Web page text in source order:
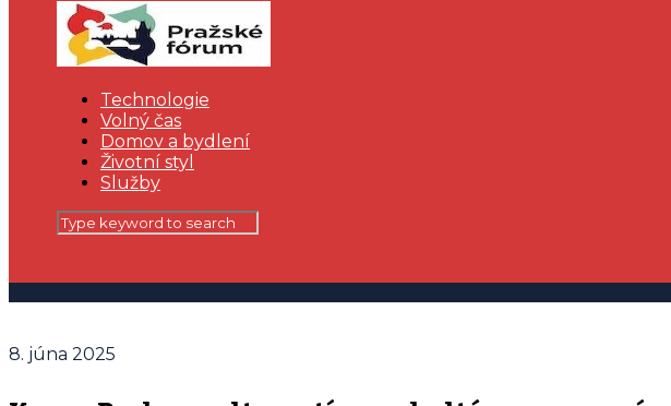
Technologie
Volný čas
Domov a bydlení
Životní styl
Služby
8. júna 2025